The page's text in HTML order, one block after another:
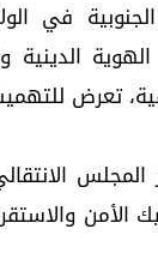
في
تعرض
الأمن